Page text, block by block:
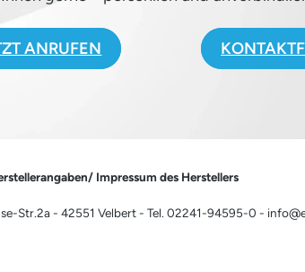
ANRUFEN
Impressum des Herstellers
Str.2a - 42551 Velbert - Tel. 02241-94595-0 -